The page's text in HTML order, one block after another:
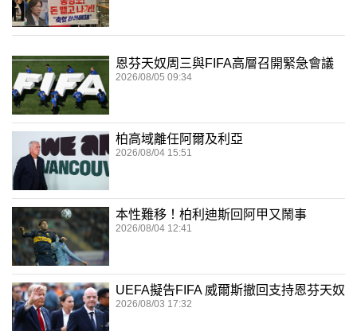
恩芬天奴周三與FIFA高層召開緊急會議
2026/08/05 09:34
柏高域離任阿爾及利亞
2026/08/04 15:51
本性難移！柏利迪斯回阿甲又鬧事
2026/08/04 12:41
UEFA擬告FIFA 威爾斯撤回支持恩芬天奴
2026/08/03 17:32